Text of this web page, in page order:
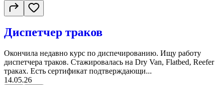
Диспетчер траков
Окончила недавно курс по диспечированию. Ищу работу
диспетчера траков. Стажировалась на Dry Van, Flatbed, Reefer
траках. Есть сертификат подтверждающи...
14.05.26